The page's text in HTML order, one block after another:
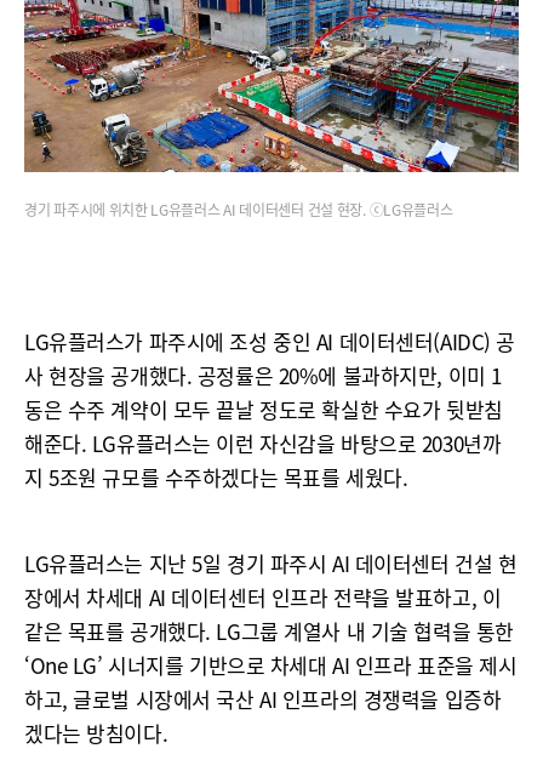
경기 파주시에 위치한 LG유플러스 AI 데이터센터 건설 현장. ⓒLG유플러스
LG유플러스가 파주시에 조성 중인 AI 데이터센터(AIDC) 공
사 현장을 공개했다. 공정률은 20%에 불과하지만, 이미 1
동은 수주 계약이 모두 끝날 정도로 확실한 수요가 뒷받침
해준다. LG유플러스는 이런 자신감을 바탕으로 2030년까
지 5조원 규모를 수주하겠다는 목표를 세웠다.
LG유플러스는 지난 5일 경기 파주시 AI 데이터센터 건설 현
장에서 차세대 AI 데이터센터 인프라 전략을 발표하고, 이
같은 목표를 공개했다. LG그룹 계열사 내 기술 협력을 통한
‘One LG’ 시너지를 기반으로 차세대 AI 인프라 표준을 제시
하고, 글로벌 시장에서 국산 AI 인프라의 경쟁력을 입증하
겠다는 방침이다.